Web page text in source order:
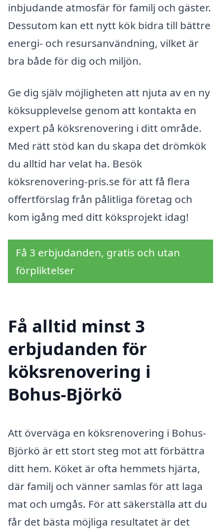
inbjudande atmosfär för familj och gäster.
Dessutom kan ett nytt kök bidra till bättre
energi- och resursanvändning, vilket är
bra både för dig och miljön.
Ge dig själv möjligheten att njuta av en ny
köksupplevelse genom att kontakta en
expert på köksrenovering i ditt område.
Med rätt stöd kan du skapa det drömkök
du alltid har velat ha. Besök
köksrenovering-pris.se för att få flera
offertförslag från pålitliga företag och
kom igång med ditt köksprojekt idag!
Få 3 erbjudanden, gratis och utan
förpliktelser
Få alltid minst 3
erbjudanden för
köksrenovering i
Bohus-Björkö
Att överväga en köksrenovering i Bohus-
Björkö är ett stort steg mot att förbättra
ditt hem. Köket är ofta hemmets hjärta,
där familj och vänner samlas för att laga
mat och umgås. För att säkerställa att du
får det bästa möjliga resultatet är det